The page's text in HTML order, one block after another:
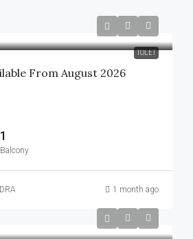
TOLET
From August 2026
1
Balcony
1 month ago